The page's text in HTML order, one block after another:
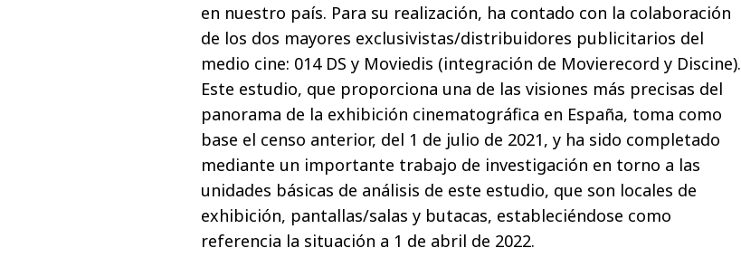
en nuestro país. Para su realización, ha contado con la colaboración
de los dos mayores exclusivistas/distribuidores publicitarios del
medio cine: 014 DS y Moviedis (integración de Movierecord y Discine).
Este estudio, que proporciona una de las visiones más precisas del
panorama de la exhibición cinematográfica en España, toma como
base el censo anterior, del 1 de julio de 2021, y ha sido completado
mediante un importante trabajo de investigación en torno a las
unidades básicas de análisis de este estudio, que son locales de
exhibición, pantallas/salas y butacas, estableciéndose como
referencia la situación a 1 de abril de 2022.